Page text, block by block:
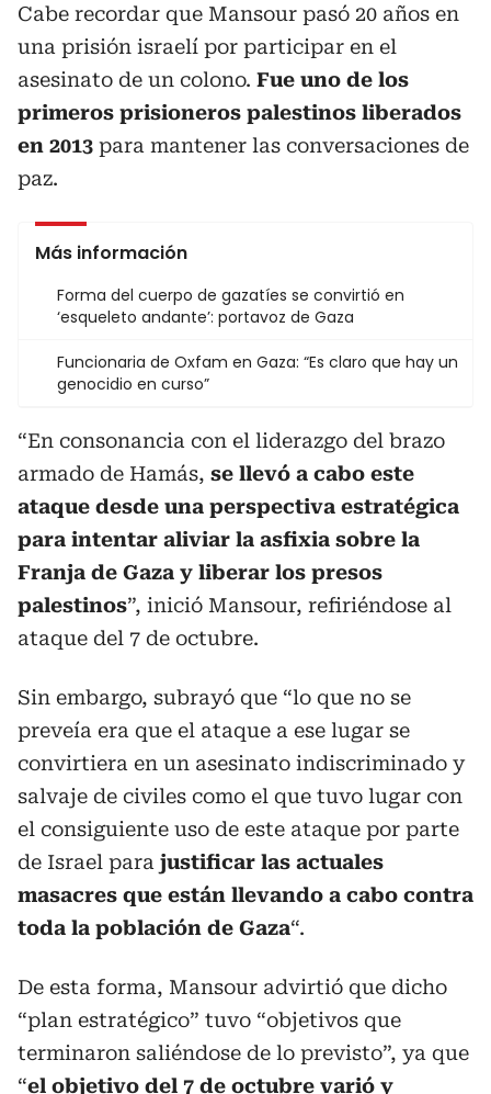
Cabe recordar que Mansour pasó 20 años en
una prisión israelí por participar en el
asesinato de un colono. Fue uno de los
primeros prisioneros palestinos liberados
en 2013 para mantener las conversaciones de
paz.
Más información
Forma del cuerpo de gazatíes se convirtió en
‘esqueleto andante’: portavoz de Gaza
Funcionaria de Oxfam en Gaza: “Es claro que hay un
genocidio en curso”
“En consonancia con el liderazgo del brazo
armado de Hamás, se llevó a cabo este
ataque desde una perspectiva estratégica
para intentar aliviar la asfixia sobre la
Franja de Gaza y liberar los presos
palestinos”, inició Mansour, refiriéndose al
ataque del 7 de octubre.
Sin embargo, subrayó que “lo que no se
preveía era que el ataque a ese lugar se
convirtiera en un asesinato indiscriminado y
salvaje de civiles como el que tuvo lugar con
el consiguiente uso de este ataque por parte
de Israel para justificar las actuales
masacres que están llevando a cabo contra
toda la población de Gaza“.
De esta forma, Mansour advirtió que dicho
“plan estratégico” tuvo “objetivos que
terminaron saliéndose de lo previsto”, ya que
“el objetivo del 7 de octubre varió y